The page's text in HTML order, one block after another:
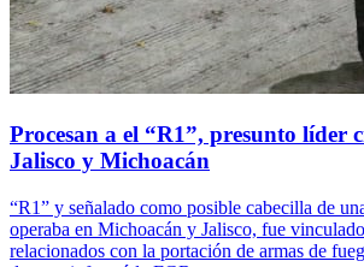
Procesan a el “R1”, presunto líder
Jalisco y Michoacán
“R1” y señalado como posible cabecilla de
operaba en Michoacán y Jalisco, fue
relacionados con la portación de armas de